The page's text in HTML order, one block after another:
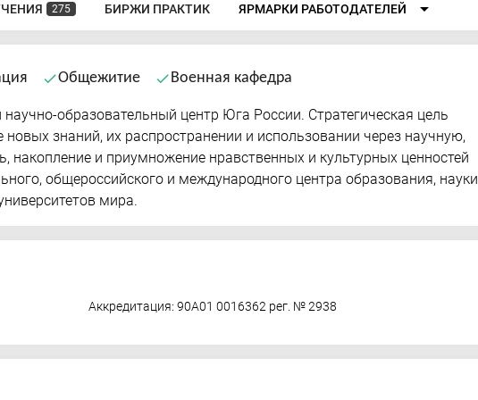
275 БИРЖИ ПРАКТИК ЯРМАРКИ РАБОТОДАТЕЛЕЙ arrow_drop_down
doneОбщежитие doneВоенная кафедра
образовательный центр Юга России. Стратегическая цель
новых знаний, их распространении и использовании через научную,
накопление и приумножение нравственных и культурных ценностей
общероссийского и международного центра образования, науки
мира.
Аккредитация: 90А01 0016362 рег. № 2938